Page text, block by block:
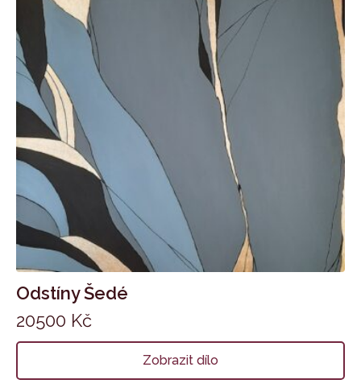
Odstíny Šedé
20500 Kč
Zobrazit dílo